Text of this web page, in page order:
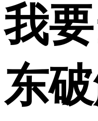
我
东